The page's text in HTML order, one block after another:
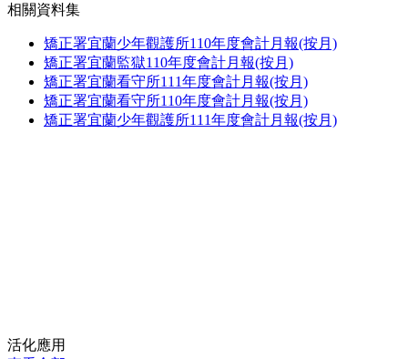
相關資料集
矯正署宜蘭少年觀護所110年度會計月報(按月)
矯正署宜蘭監獄110年度會計月報(按月)
矯正署宜蘭看守所111年度會計月報(按月)
矯正署宜蘭看守所110年度會計月報(按月)
矯正署宜蘭少年觀護所111年度會計月報(按月)
活化應用